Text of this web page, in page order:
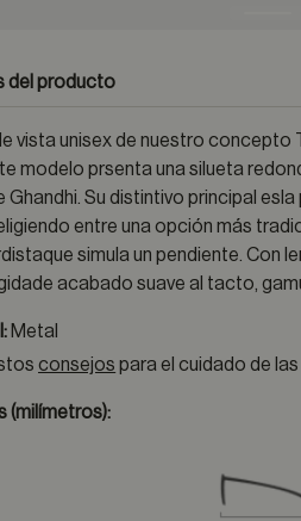
del producto
vista unisex de nuestro concepto
modelo prsenta una silueta
Ghandhi. Su distintivo principal
entre una opción más
simula un pendiente. Con
acabado suave al tacto,
Metal
consejos para el cuidado de
(milímetros):